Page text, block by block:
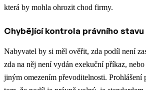
která by mohla ohrozit chod firmy.
Chybějící kontrola právního stavu
Nabyvatel by si měl ověřit, zda podíl není
zda na něj není vydán exekuční příkaz,
jiným omezením převoditelnosti. Prohlášení